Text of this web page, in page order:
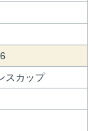
スカップ